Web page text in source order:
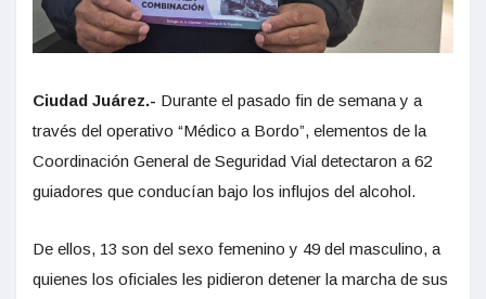
Ciudad Juárez.- Durante el pasado fin de semana y a
través del operativo “Médico a Bordo”, elementos de la
Coordinación General de Seguridad Vial detectaron a 62
guiadores que conducían bajo los influjos del alcohol.
De ellos, 13 son del sexo femenino y 49 del masculino, a
quienes los oficiales les pidieron detener la marcha de sus